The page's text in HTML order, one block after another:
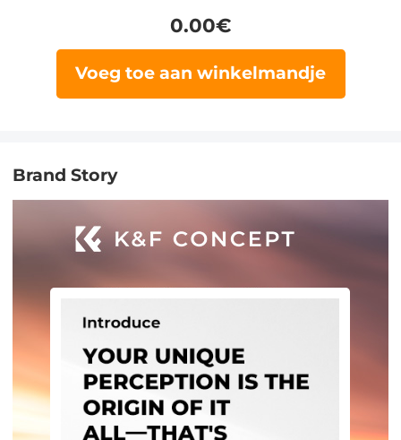
0.00€
Voeg toe aan winkelmandje
Brand Story